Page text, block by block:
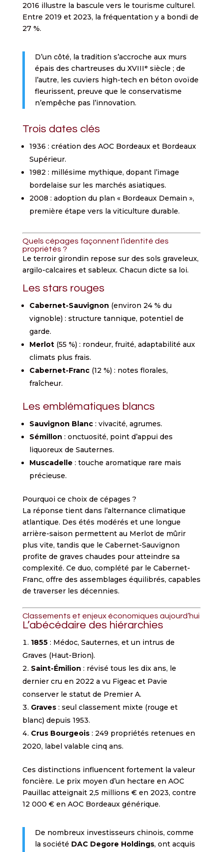
2016 illustre la bascule vers le tourisme culturel.
Entre 2019 et 2023, la fréquentation y a bondi de
27 %.
D’un côté, la tradition s’accroche aux murs
épais des chartreuses du XVIIIᵉ siècle ; de
l’autre, les cuviers high-tech en béton ovoïde
fleurissent, preuve que le conservatisme
n’empêche pas l’innovation.
Trois dates clés
1936 : création des AOC Bordeaux et Bordeaux
Supérieur.
1982 : millésime mythique, dopant l’image
bordelaise sur les marchés asiatiques.
2008 : adoption du plan « Bordeaux Demain »,
première étape vers la viticulture durable.
Quels cépages façonnent l’identité des
propriétés ?
Le terroir girondin repose sur des sols graveleux,
argilo-calcaires et sableux. Chacun dicte sa loi.
Les stars rouges
Cabernet-Sauvignon (environ 24 % du
vignoble) : structure tannique, potentiel de
garde.
Merlot(55 %) : rondeur, fruité, adaptabilité aux
climats plus frais.
Cabernet-Franc(12 %) : notes florales,
fraîcheur.
Les emblématiques blancs
Sauvignon Blanc: vivacité, agrumes.
Sémillon : onctuosité, point d’appui des
liquoreux de Sauternes.
Muscadelle : touche aromatique rare mais
précieuse.
Pourquoi ce choix de cépages ?
La réponse tient dans l’alternance climatique
atlantique. Des étés modérés et une longue
arrière-saison permettent au Merlot de mûrir
plus vite, tandis que le Cabernet-Sauvignon
profite de graves chaudes pour atteindre sa
complexité. Ce duo, complété par le Cabernet-
Franc, offre des assemblages équilibrés, capables
de traverser les décennies.
Classements et enjeux économiques aujourd’hui
L’abécédaire des hiérarchies
1855: Médoc, Sauternes, et un intrus de
Graves (Haut-Brion).
Saint-Émilion : révisé tous les dix ans, le
dernier cru en 2022 a vu Figeac et Pavie
conserver le statut de Premier A.
Graves: seul classement mixte (rouge et
blanc) depuis 1953.
Crus Bourgeois: 249 propriétés retenues en
2020, label valable cinq ans.
Ces distinctions influencent fortement la valeur
foncière. Le prix moyen d’un hectare en AOC
Pauillac atteignait 2,5 millions € en 2023, contre
12 000 € en AOC Bordeaux générique.
De nombreux investisseurs chinois, comme
la société DAC Degore Holdings, ont acquis